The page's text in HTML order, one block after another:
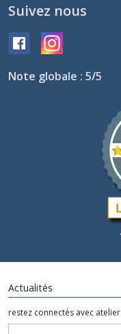
Suivez nous
Note globale : 5/5
Actualités
restez connectés avec atelier